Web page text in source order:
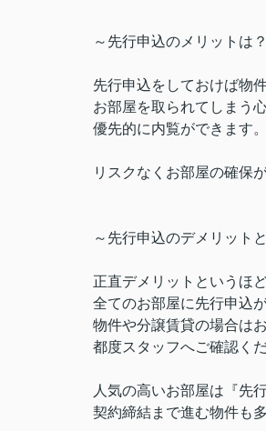
～先行申込のメリットは
先行申込をしておけば物
お部屋を取られてしまう
優先的に内覧ができます
リスクなくお部屋の確保
～先行申込のデメリット
正直デメリットというほ
全てのお部屋に先行申込
物件や分譲賃貸の場合は
都度スタッフへご確認くだ
人気の高いお部屋は『先
契約締結まで進む物件も多